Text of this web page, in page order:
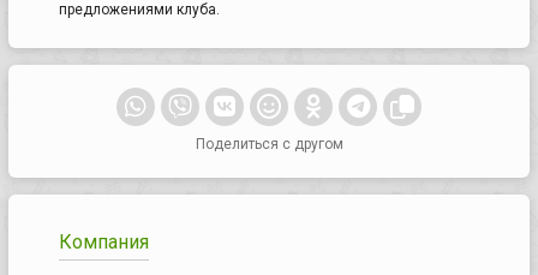
предложениями клуба.
Поделиться с другом
Компания